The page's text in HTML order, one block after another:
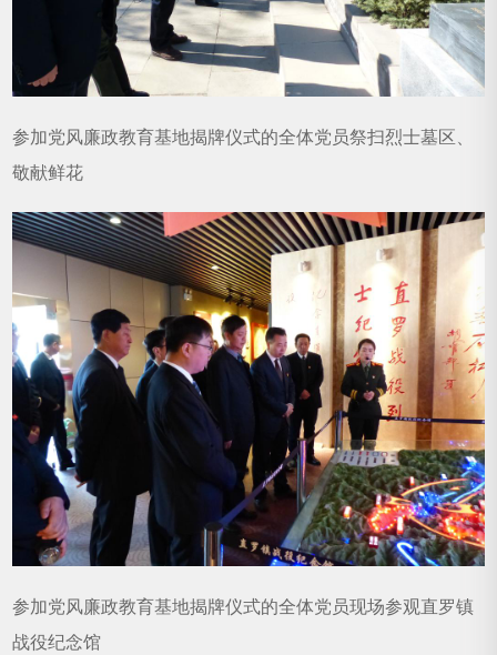
参加党风廉政教育基地揭牌仪式的全体党员祭扫烈士墓区、
敬献鲜花
参加党风廉政教育基地揭牌仪式的全体党员现场参观直罗镇
战役纪念馆